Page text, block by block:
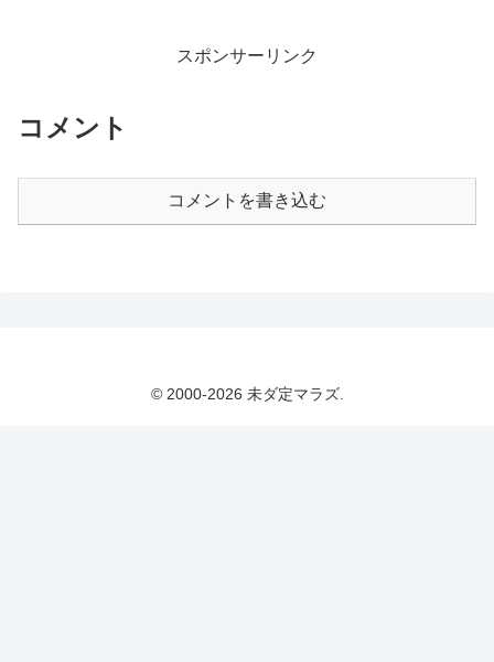
スポンサーリンク
コメント
コメントを書き込む
© 2000-2026 未ダ定マラズ.